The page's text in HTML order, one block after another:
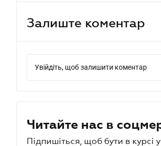
Залиште коментар
Увійдіть, щоб залишити коментар
Читайте нас в
Підпишіться, щоб бути в курсі